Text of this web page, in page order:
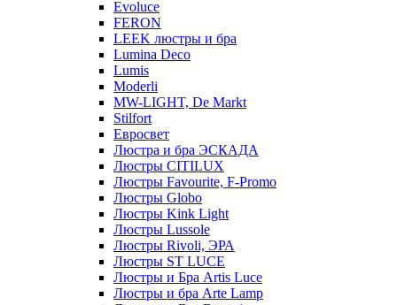
Evoluce
FERON
LEEK люстры и бра
Lumina Deco
Lumis
Moderli
MW-LIGHT, De Markt
Stilfort
Евросвет
Люстра и бра ЭСКАДА
Люстры CITILUX
Люстры Favourite, F-Promo
Люстры Globo
Люстры Kink Light
Люстры Lussole
Люстры Rivoli, ЭРА
Люстры ST LUCE
Люстры и Бра Artis Luce
Люстры и бра Arte Lamp